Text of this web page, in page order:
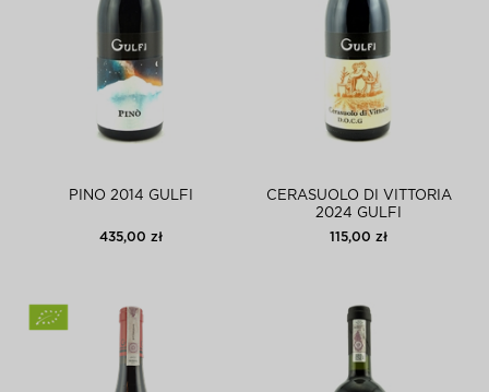
PINO 2014 GULFI
435,00 zł
CERASUOLO DI VITTORIA
2024 GULFI
115,00 zł